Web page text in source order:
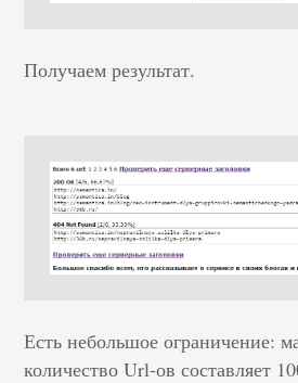
Получаем результат.
Есть небольшое ограничение:
количество Url-ов составляет